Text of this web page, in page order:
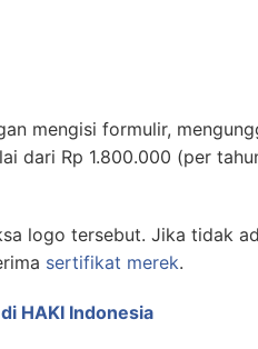
mengisi formulir,
dari Rp 1.800.000 (per
logo tersebut. Jika tidak
sertifikat merek.
HAKI Indonesia